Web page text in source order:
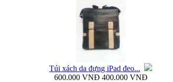
Nắp lưng Samsung Galaxy Note 3 N9000 Baseus...
Túi xách da đựng iPad đeo...
600.000 VNĐ 400.000 VNĐ